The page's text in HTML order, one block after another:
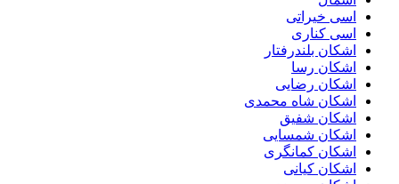
اسی خیراتی
اسی کناری
اشکان بلندرفتار
اشکان رسا
اشکان رضایی
اشکان شاه محمدی
اشکان شفیق
اشکان شمسایی
اشکان‌ کمانگری
اشکان کیانی